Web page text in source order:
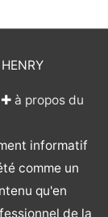
à propos du
informatif
comme un
qu'en
de la